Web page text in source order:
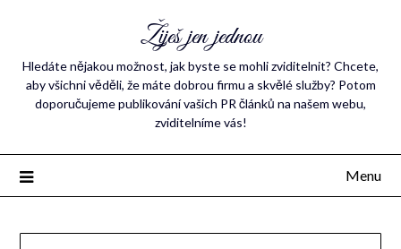
Žiješ jen jednou
Hledáte nějakou možnost, jak byste se mohli zviditelnit? Chcete,
aby všichni věděli, že máte dobrou firmu a skvělé služby? Potom
doporučujeme publikování vašich PR článků na našem webu,
zviditelníme vás!
Menu